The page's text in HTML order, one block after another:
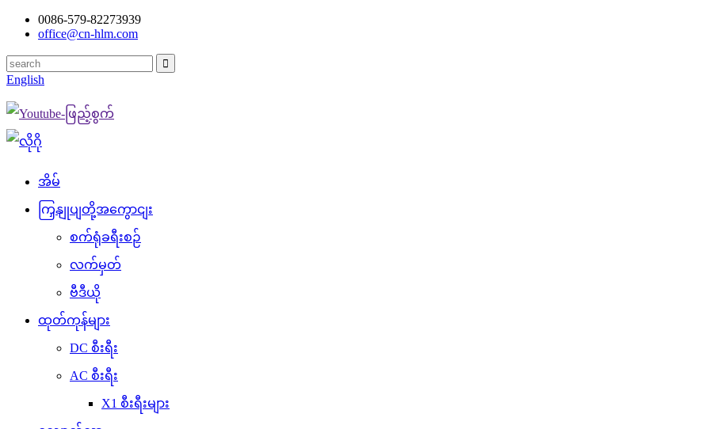
0086-579-82273939
office@cn-hlm.com
English
အိမ်
ကြှနျုပျတို့အကွောငျး
စက်ရုံခရီးစဉ်
လက်မှတ်
ဗီဒီယို
ထုတ်ကုန်များ
DC စီးရီး
AC စီးရီး
X1 စီးရီးများ